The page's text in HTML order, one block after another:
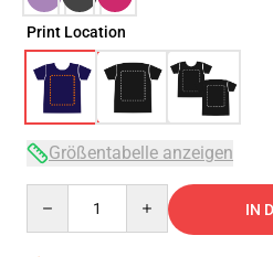
Print Location
Größentabelle anzeigen
IN